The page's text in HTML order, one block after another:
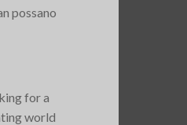
possano
for a
world